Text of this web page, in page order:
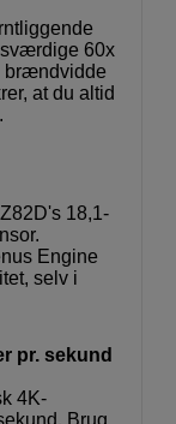
60x
brændvidde
at du altid
18,1-
Engine
selv i
pr. sekund
4K-